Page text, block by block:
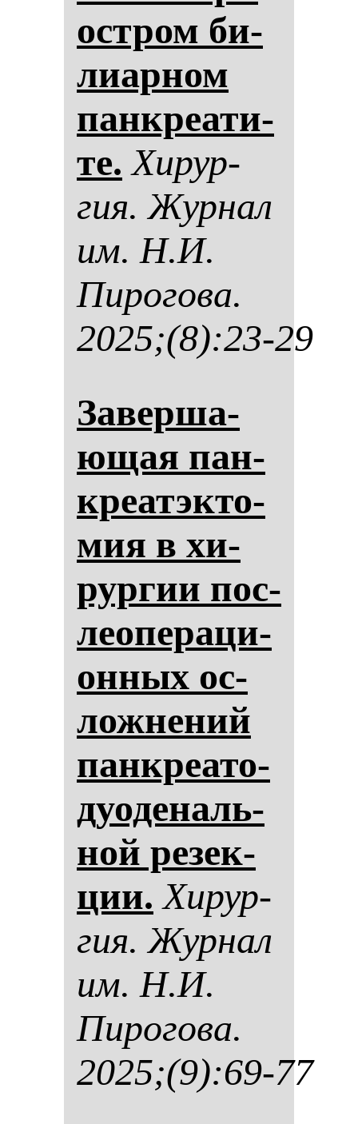
ос­тром би­
ли­ар­ном
пан­кре­ати­
те. Хи­рур­
гия. Жур­нал
им. Н.И.
Пи­ро­го­ва.
2025;(8):23-29
За­вер­ша­
ющая пан­
кре­атэк­то­
мия в хи­
рур­гии пос­
ле­опе­ра­ци­
он­ных ос­
лож­не­ний
пан­кре­ато­
ду­оде­наль­
ной ре­зек­
ции. Хи­рур­
гия. Жур­нал
им. Н.И.
Пи­ро­го­ва.
2025;(9):69-77